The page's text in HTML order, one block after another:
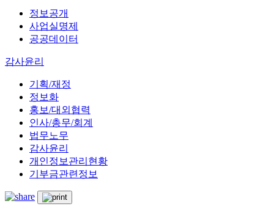
정보공개
사업실명제
공공데이터
감사윤리
기획/재정
정보화
홍보/대외협력
인사/총무/회계
법무노무
감사윤리
개인정보관리현황
기부금관련정보